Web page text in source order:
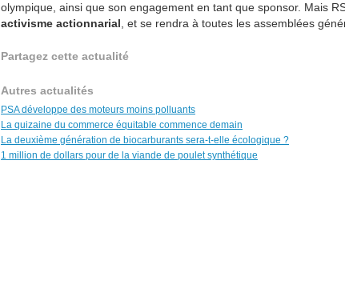
olympique, ainsi que son engagement en tant que sponsor. Mais
activisme actionnarial , et se rendra à toutes les assemblées
Partagez cette actualité
Autres actualités
PSA développe des moteurs moins polluants
La quizaine du commerce équitable commence demain
La deuxième génération de biocarburants sera-t-elle écologique ?
1 million de dollars pour de la viande de poulet synthétique